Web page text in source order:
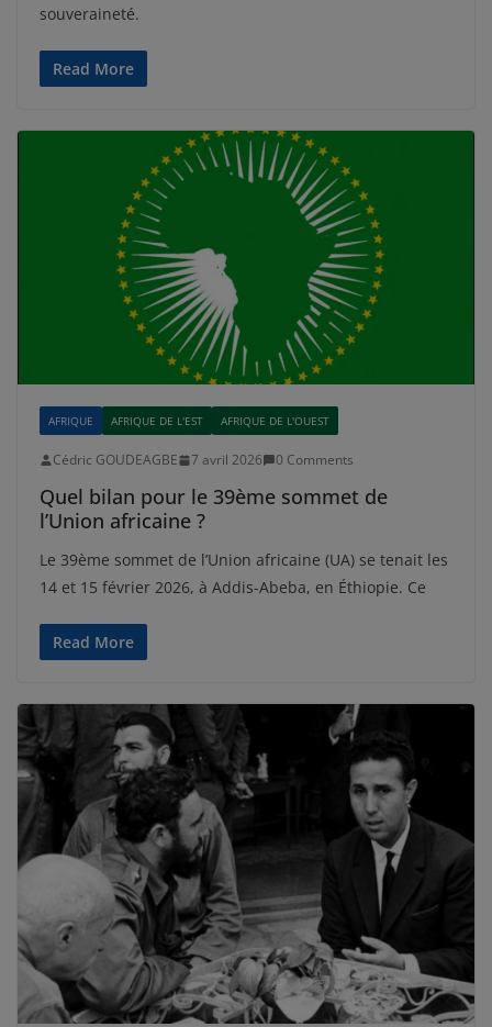
souveraineté.
Read More
AFRIQUE AFRIQUE DE L'EST AFRIQUE DE L'OUEST
Cédric GOUDEAGBE 7 avril 2026 0 Comments
Quel bilan pour le 39ème sommet de
l’Union africaine ?
Le 39ème sommet de l’Union africaine (UA) se tenait les
14 et 15 février 2026, à Addis-Abeba, en Éthiopie. Ce
Read More